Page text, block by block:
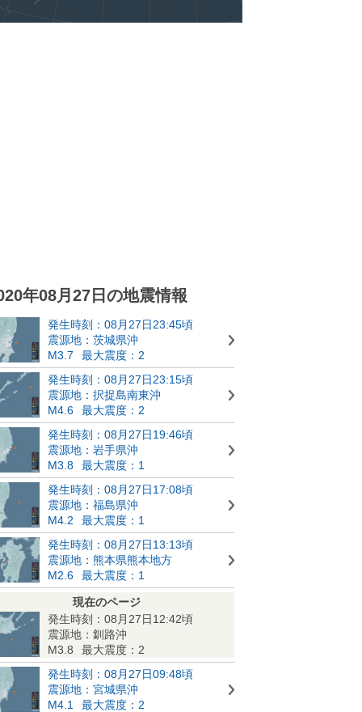
年08月27日の地震情報
発生時刻：08月27日23:45頃
震源地：茨城県沖
M3.7
最大震度：2
発生時刻：08月27日23:15頃
震源地：択捉島南東沖
M4.6
最大震度：2
発生時刻：08月27日19:46頃
震源地：岩手県沖
M3.8
最大震度：1
発生時刻：08月27日17:08頃
震源地：福島県沖
M4.2
最大震度：1
発生時刻：08月27日13:13頃
震源地：熊本県熊本地方
M2.6
最大震度：1
現在のページ
発生時刻：08月27日12:42頃
震源地：釧路沖
M3.8
最大震度：2
発生時刻：08月27日09:48頃
震源地：宮城県沖
M4.1
最大震度：2